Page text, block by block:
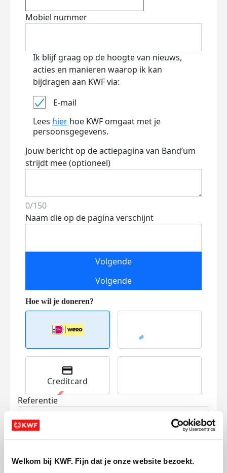
Welkom bij KWF. Fijn dat je onze website bezoekt.
Mobiel nummer
Ik blijf graag op de hoogte van nieuws,
acties en manieren waarop ik kan
bijdragen aan KWF via:
E-mail
Lees hier hoe KWF omgaat met je
persoonsgegevens.
Jouw bericht op de actiepagina van Band’um
strijdt mee (optioneel)
0/150
Naam die op de pagina verschijnt
Volgende
Volgende
Creditcard
Referentie